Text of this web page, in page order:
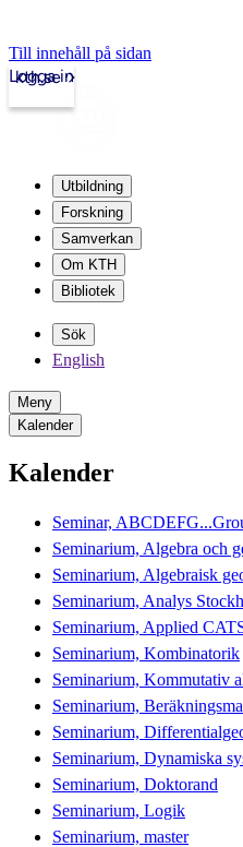
Till innehåll på sidan
kth.se
Logga in
Utbildning
Forskning
Samverkan
Om KTH
Bibliotek
Sök
English
Meny
Kalender
Kalender
Seminar,
Seminarium, Algebra och
Seminarium, Algebraisk
Seminarium, Analys
Seminarium, Applied
Seminarium, Kombinatorik
Seminarium, Kommutativ
Seminarium,
Seminarium,
Seminarium, Dynamiska
Seminarium, Doktorand
Seminarium, Logik
Seminarium, master